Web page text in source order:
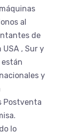
al
de
, Sur y
están
y
Postventa
lo